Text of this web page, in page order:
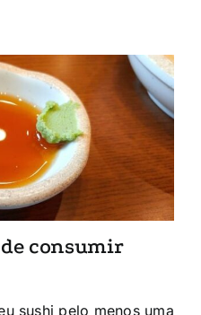
consumir
sushi pelo menos uma